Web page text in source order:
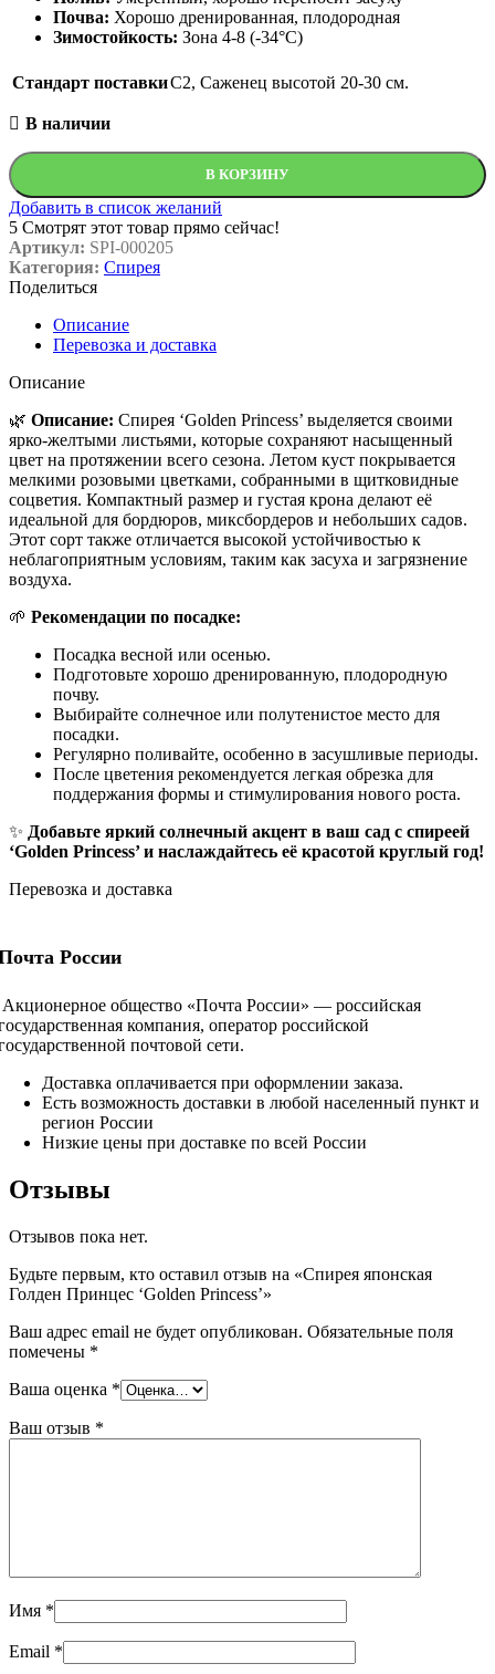
Почва: Хорошо дренированная, плодородная
Зимостойкость: Зона 4-8 (-34°C)
Стандарт поставкиС2, Саженец высотой 20-30 см.
В наличии
В КОРЗИНУ
Добавить в список желаний
5 Смотрят этот товар прямо сейчас!
Артикул: SPI-000205
Категория: Спирея
Поделиться
Описание
Перевозка и доставка
Описание
🌿 Описание: Спирея ‘Golden Princess’ выделяется своими
ярко-желтыми листьями, которые сохраняют насыщенный
цвет на протяжении всего сезона. Летом куст покрывается
мелкими розовыми цветками, собранными в щитковидные
соцветия. Компактный размер и густая крона делают её
идеальной для бордюров, миксбордеров и небольших садов.
Этот сорт также отличается высокой устойчивостью к
неблагоприятным условиям, таким как засуха и загрязнение
воздуха.
🌱 Рекомендации по посадке:
Посадка весной или осенью.
Подготовьте хорошо дренированную, плодородную
почву.
Выбирайте солнечное или полутенистое место для
посадки.
Регулярно поливайте, особенно в засушливые периоды.
После цветения рекомендуется легкая обрезка для
поддержания формы и стимулирования нового роста.
✨ Добавьте яркий солнечный акцент в ваш сад с спиреей
‘Golden Princess’ и наслаждайтесь её красотой круглый год!
Перевозка и доставка
России
общество «Почта России» — российская
компания, оператор российской
почтовой сети.
Доставка оплачивается при оформлении заказа.
Есть возможность доставки в любой населенный пункт и
регион России
Низкие цены при доставке по всей России
Отзывы
Отзывов пока нет.
Будьте первым, кто оставил отзыв на «Спирея японская
Голден Принцес ‘Golden Princess’»
Ваш адрес email не будет опубликован. Обязательные поля
помечены *
Ваша оценка *
Ваш отзыв *
Имя *
Email *